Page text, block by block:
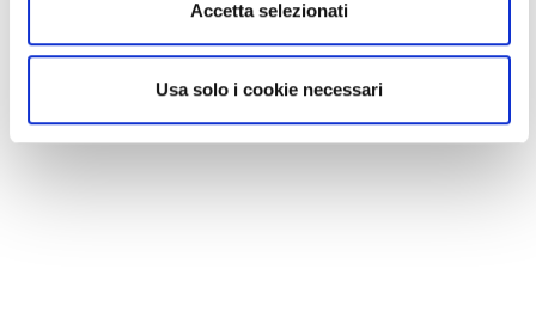
Accetta selezionati
Usa solo i cookie necessari